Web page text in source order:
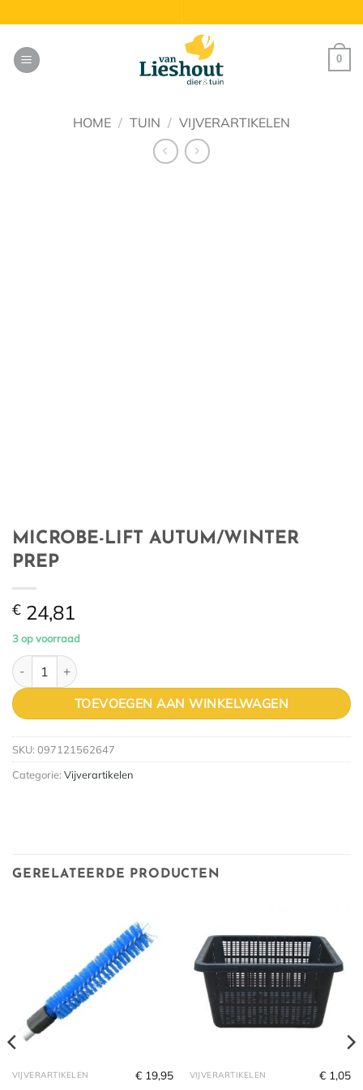
naar
inhoud
0
HOME / TUIN / VIJVERARTIKELEN
MICROBE-LIFT AUTUM/WINTER
PREP
€ 24,81
3 op voorraad
MICROBE-LIFT AUTUM/WINTER PREP aantal
TOEVOEGEN AAN WINKELWAGEN
SKU: 097121562647
Categorie: Vijverartikelen
GERELATEERDE PRODUCTEN
VIJVERARTIKELEN € 19,95 VIJVERARTIKELEN € 1,05